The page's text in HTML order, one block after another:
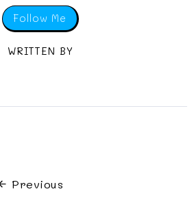
Follow Me
WRITTEN BY
Previous